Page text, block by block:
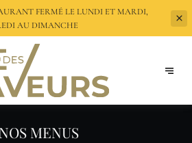
FERMÉ LE LUNDI ET MARDI,
AU DIMANCHE
NOS MENUS